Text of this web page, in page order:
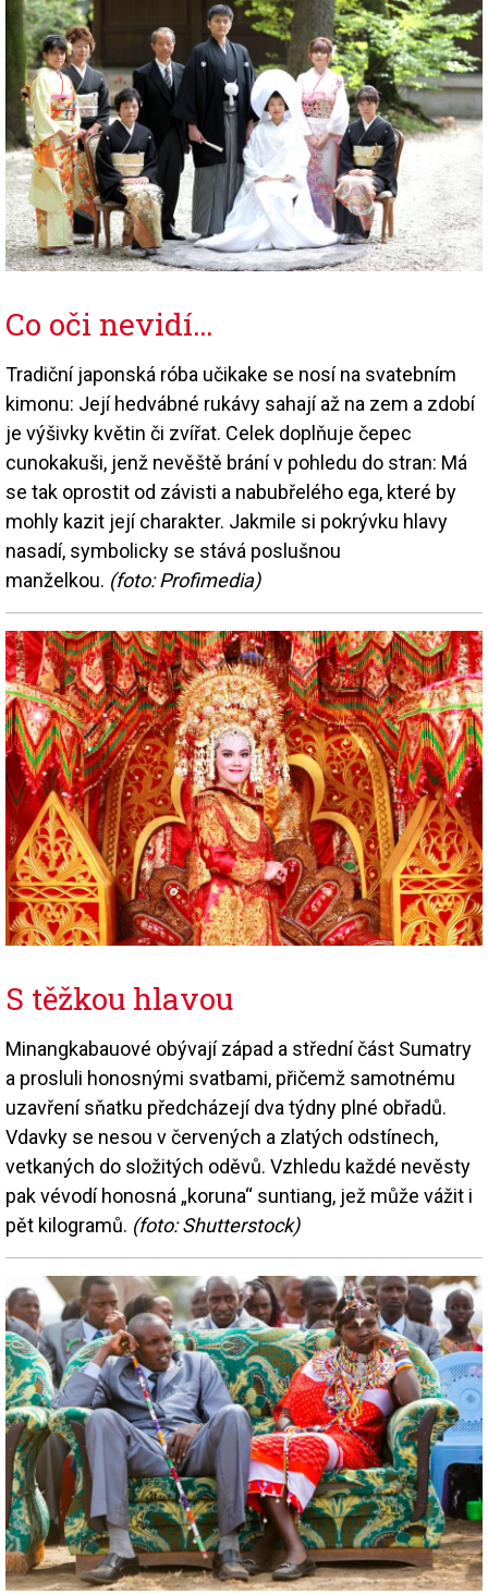
Co oči nevidí…
Tradiční japonská róba učikake se nosí na svatebním
kimonu: Její hedvábné rukávy sahají až na zem a zdobí
je výšivky květin či zvířat. Celek doplňuje čepec
cunokakuši, jenž nevěště brání v pohledu do stran: Má
se tak oprostit od závisti a nabubřelého ega, které by
mohly kazit její charakter. Jakmile si pokrývku hlavy
nasadí, symbolicky se stává poslušnou
manželkou. (foto: Profimedia)
S těžkou hlavou
Minangkabauové obývají západ a střední část Sumatry
a prosluli honosnými svatbami, přičemž samotnému
uzavření sňatku předcházejí dva týdny plné obřadů.
Vdavky se nesou v červených a zlatých odstínech,
vetkaných do složitých oděvů. Vzhledu každé nevěsty
pak vévodí honosná „koruna“ suntiang, jež může vážit i
pět kilogramů. (foto: Shutterstock)